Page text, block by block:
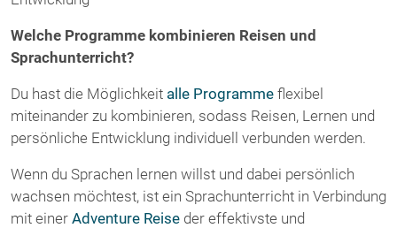
Welche Programme kombinieren Reisen und
Sprachunterricht?
Du hast die Möglichkeit alle Programme flexibel
miteinander zu kombinieren, sodass Reisen, Lernen und
persönliche Entwicklung individuell verbunden werden.
Wenn du Sprachen lernen willst und dabei persönlich
wachsen möchtest, ist ein Sprachunterricht in Verbindung
mit einer Adventure Reise der effektivste und